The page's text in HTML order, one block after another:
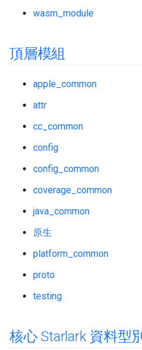
wasm_module
頂層模組
apple_common
attr
cc_common
config
config_common
coverage_common
java_common
原生
platform_common
proto
testing
核心 Starlark 資料型別